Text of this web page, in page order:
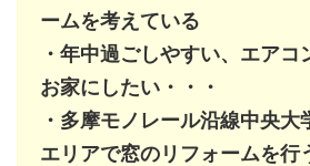
ームを考えている
・年中過ごしやすい、エアコ
お家にしたい・・・
・多摩モノレール沿線中央大
エリアで窓のリフォームを行